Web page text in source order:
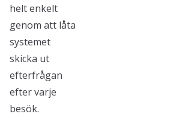
helt enkelt
genom att låta
systemet
skicka ut
efterfrågan
efter varje
besök.